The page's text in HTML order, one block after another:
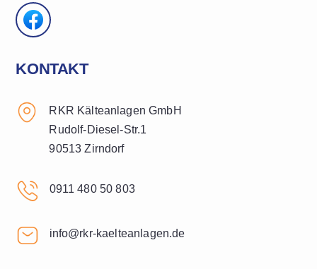
KONTAKT
RKR Kälteanlagen GmbH
Rudolf-Diesel-Str.1
90513 Zirndorf
0911 480 50 803
info@rkr-kaelteanlagen.de